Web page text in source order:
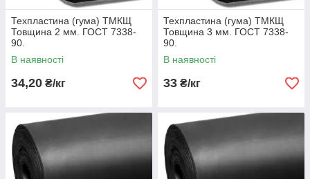
Техпластина (гума) ТМКЩ
Товщина 2 мм. ГОСТ 7338-
90.
В наявності
34,20 ₴/кг
Техпластина (гума) ТМКЩ
Товщина 3 мм. ГОСТ 7338-
90.
В наявності
33 ₴/кг